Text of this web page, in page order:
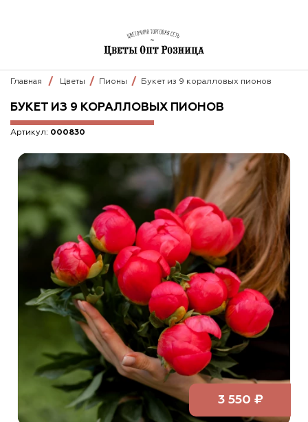
Главная Цветы Пионы Букет из 9 коралловых пионов
БУКЕТ ИЗ 9 КОРАЛЛОВЫХ ПИОНОВ
Артикул: 000830
3 550 ₽